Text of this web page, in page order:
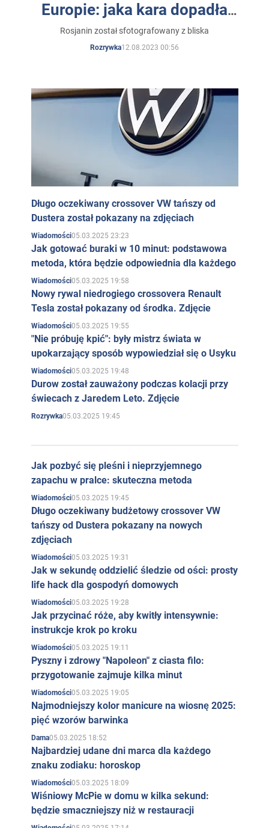
Europie: jaka kara dopadła
go za wspieranie wojny
Rosjanin został sfotografowany z bliska
Rozrywka12.08.2023 00:56
Długo oczekiwany crossover VW tańszy od
Dustera został pokazany na zdjęciach
Wiadomości05.03.2025 23:23
Jak gotować buraki w 10 minut: podstawowa
metoda, która będzie odpowiednia dla każdego
Wiadomości05.03.2025 19:58
Nowy rywal niedrogiego crossovera Renault
Tesla został pokazany od środka. Zdjęcie
Wiadomości05.03.2025 19:55
"Nie próbuję kpić": były mistrz świata w
upokarzający sposób wypowiedział się o Usyku
Wiadomości05.03.2025 19:48
Durow został zauważony podczas kolacji przy
świecach z Jaredem Leto. Zdjęcie
Rozrywka05.03.2025 19:45
Jak pozbyć się pleśni i nieprzyjemnego
zapachu w pralce: skuteczna metoda
Wiadomości05.03.2025 19:45
Długo oczekiwany budżetowy crossover VW
tańszy od Dustera pokazany na nowych
zdjęciach
Wiadomości05.03.2025 19:31
Jak w sekundę oddzielić śledzie od ości: prosty
life hack dla gospodyń domowych
Wiadomości05.03.2025 19:28
Jak przycinać róże, aby kwitły intensywnie:
instrukcje krok po kroku
Wiadomości05.03.2025 19:11
Pyszny i zdrowy "Napoleon" z ciasta filo:
przygotowanie zajmuje kilka minut
Wiadomości05.03.2025 19:05
Najmodniejszy kolor manicure na wiosnę 2025:
pięć wzorów barwinka
Dama05.03.2025 18:52
Najbardziej udane dni marca dla każdego
znaku zodiaku: horoskop
Wiadomości05.03.2025 18:09
Wiśniowy McPie w domu w kilka sekund:
będzie smaczniejszy niż w restauracji